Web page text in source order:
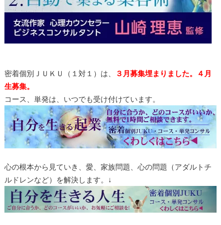
密着個別ＪＵＫＵ（１対１）は、
３月募集埋まりました。４月
生募集。
コース、単発は、いつでも受け付けています。
心の根本から見ていき、愛、家族問題、心の問題（アダルトチ
ルドレンなど）を解決します。↓